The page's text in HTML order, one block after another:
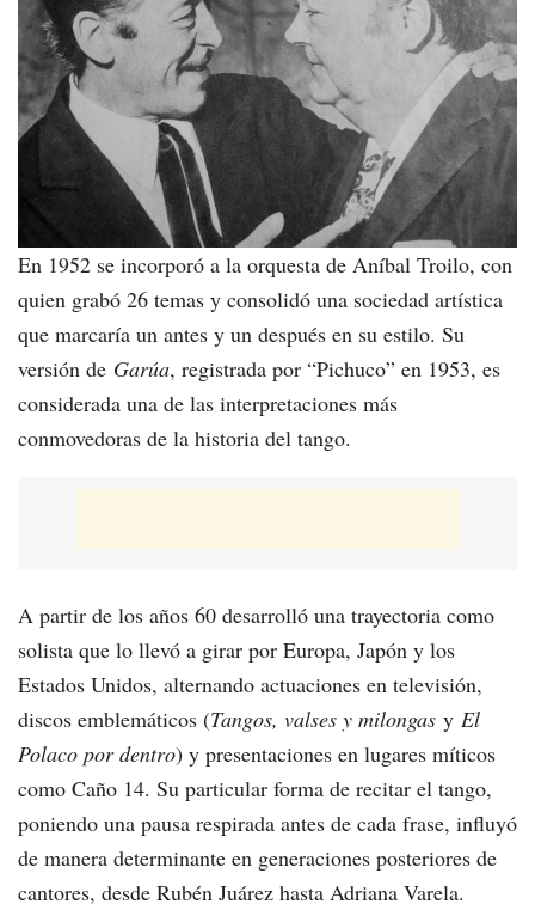
En 1952 se incorporó a la orquesta de Aníbal Troilo, con
quien grabó 26 temas y consolidó una sociedad artística
que marcaría un antes y un después en su estilo. Su
versión de Garúa, registrada por “Pichuco” en 1953, es
considerada una de las interpretaciones más
conmovedoras de la historia del tango.
A partir de los años 60 desarrolló una trayectoria como
solista que lo llevó a girar por Europa, Japón y los
Estados Unidos, alternando actuaciones en televisión,
discos emblemáticos (Tangos, valses y milongas y El
Polaco por dentro) y presentaciones en lugares míticos
como Caño 14. Su particular forma de recitar el tango,
poniendo una pausa respirada antes de cada frase, influyó
de manera determinante en generaciones posteriores de
cantores, desde Rubén Juárez hasta Adriana Varela.